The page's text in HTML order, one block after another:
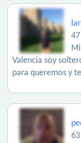
Valencia soy
para queremos y